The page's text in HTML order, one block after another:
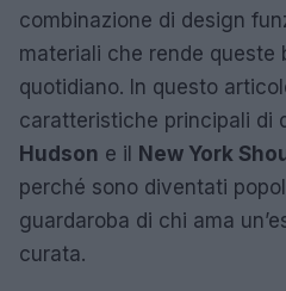
combinazione di design
materiali che rende queste
quotidiano. In questo
caratteristiche principali di
Hudson e il New York
perché sono diventati
guardaroba di chi ama
curata.